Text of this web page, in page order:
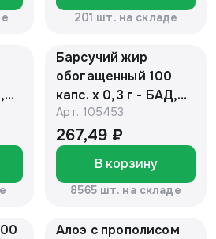
201 шт. на складе
Барсучий жир
обогащенный 100
капс. х 0,3 г - БАД,
"ФИТОСИЛА" ®
Арт. 105453
267,49 ₽
В корзину
8565 шт. на складе
Алоэ с прополисом